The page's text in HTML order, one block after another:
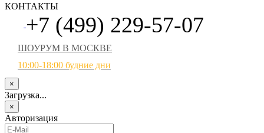
КОНТАКТЫ
+7 (499) 229-57-07
ШОУРУМ В МОСКВЕ
10:00-18:00 будние дни
×
Загрузка...
×
Авторизация